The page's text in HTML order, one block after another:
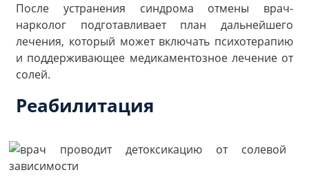
После устранения синдрома отмены врач-
нарколог подготавливает план дальнейшего
лечения, который может включать психотерапию
и поддерживающее медикаментозное лечение от
солей.
Реабилитация